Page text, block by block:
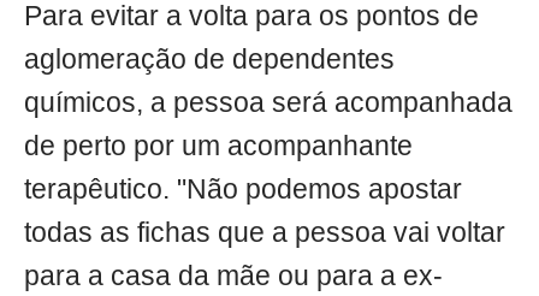
Para evitar a volta para os pontos de
aglomeração de dependentes
químicos, a pessoa será acompanhada
de perto por um acompanhante
terapêutico. "Não podemos apostar
todas as fichas que a pessoa vai voltar
para a casa da mãe ou para a ex-